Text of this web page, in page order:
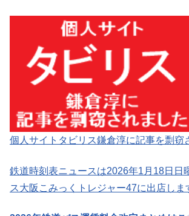
個人サイトタビリス鎌倉淳に記事を剽窃
鉄道時刻表ニュースは2026年1月18日日
ス大阪こみっくトレジャー47に出店しま